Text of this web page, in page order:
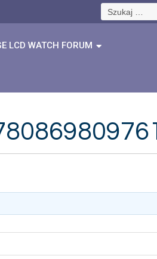
Szukaj:
LCD WATCH FORUM